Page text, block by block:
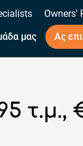
Owners'
μας Ας
τ.μ.,